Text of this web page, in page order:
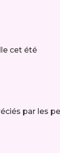
cet été
par les